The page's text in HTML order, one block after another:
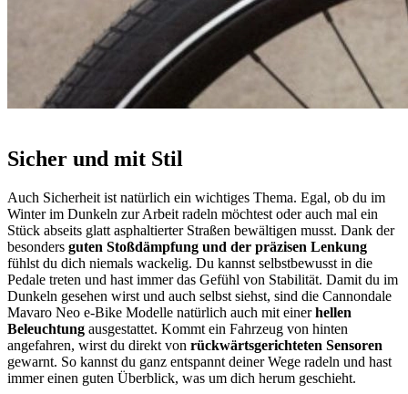
Sicher und mit Stil
Auch Sicherheit ist natürlich ein wichtiges Thema. Egal, ob du im
Winter im Dunkeln zur Arbeit radeln möchtest oder auch mal ein
Stück abseits glatt asphaltierter Straßen bewältigen musst. Dank der
besonders guten Stoßdämpfung und der präzisen Lenkung
fühlst du dich niemals wackelig. Du kannst selbstbewusst in die
Pedale treten und hast immer das Gefühl von Stabilität. Damit du im
Dunkeln gesehen wirst und auch selbst siehst, sind die Cannondale
Mavaro Neo e-Bike Modelle natürlich auch mit einerhellen
Beleuchtung ausgestattet. Kommt ein Fahrzeug von hinten
angefahren, wirst du direkt von rückwärtsgerichteten Sensoren
gewarnt. So kannst du ganz entspannt deiner Wege radeln und hast
immer einen guten Überblick, was um dich herum geschieht.